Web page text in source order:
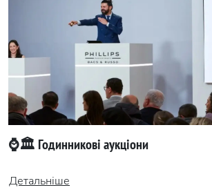
⌚️🏛️ Годинникові аукціони
Детальніше